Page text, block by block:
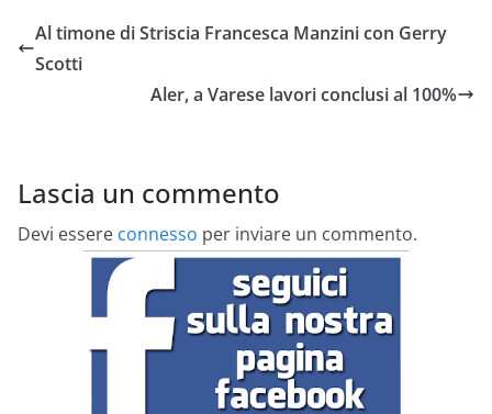
Al timone di Striscia Francesca Manzini con Gerry
Scotti
Aler, a Varese lavori conclusi al 100%
Lascia un commento
Devi essere connesso per inviare un commento.